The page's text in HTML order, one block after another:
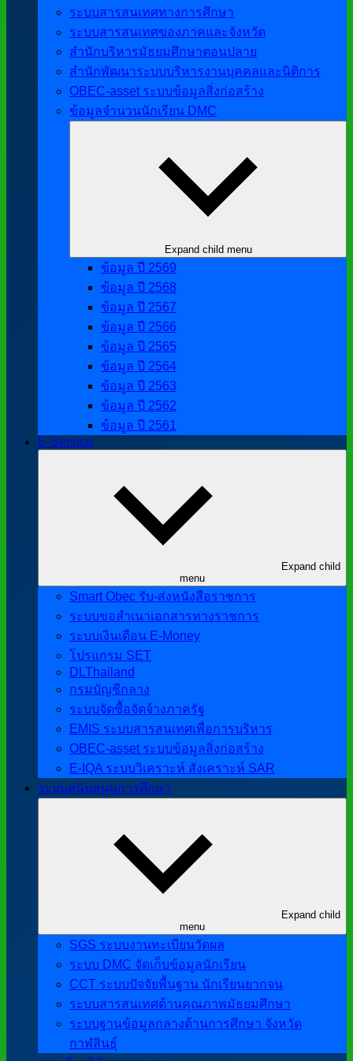
ระบบสารสนเทศทางการศึกษา
ระบบสารสนเทศของภาคและจังหวัด
สำนักบริหารมัธยมศึกษาตอนปลาย
สำนักพัฒนาระบบบริหารงานบุคคลและนิติการ
OBEC-asset ระบบข้อมูลสิ่งก่อสร้าง
ข้อมูลจำนวนนักเรียน DMC
Expand child menu
ข้อมูล ปี 2569
ข้อมูล ปี 2568
ข้อมูล ปี 2567
ข้อมูล ปี 2566
ข้อมูล ปี 2565
ข้อมูล ปี 2564
ข้อมูล ปี 2563
ข้อมูล ปี 2562
ข้อมูล ปี 2561
E-Service
Expand child
menu
Smart Obec รับ-ส่งหนังสือราชการ
ระบบขอสำเนาเอกสารทางราชการ
ระบบเงินเดือน E-Money
โปรแกรม SET
DLThailand
กรมบัญชีกลาง
ระบบจัดซื้อจัดจ้างภาครัฐ
EMIS ระบบสารสนเทศเพื่อการบริหาร
OBEC-asset ระบบข้อมูลสิ่งก่อสร้าง
E-IQA ระบบวิเคราะห์ สังเคราะห์ SAR
ระบบสนับสนุนการศึกษา
Expand child
menu
SGS ระบบงานทะเบียนวัดผล
ระบบ DMC จัดเก็บข้อมูลนักเรียน
CCT ระบบปัจจัยพื้นฐาน นักเรียนยากจน
ระบบสารสนเทศด้านคุณภาพมัธยมศึกษา
ระบบฐานข้อมูลกลางด้านการศึกษา จังหวัด
กาฬสินธุ์